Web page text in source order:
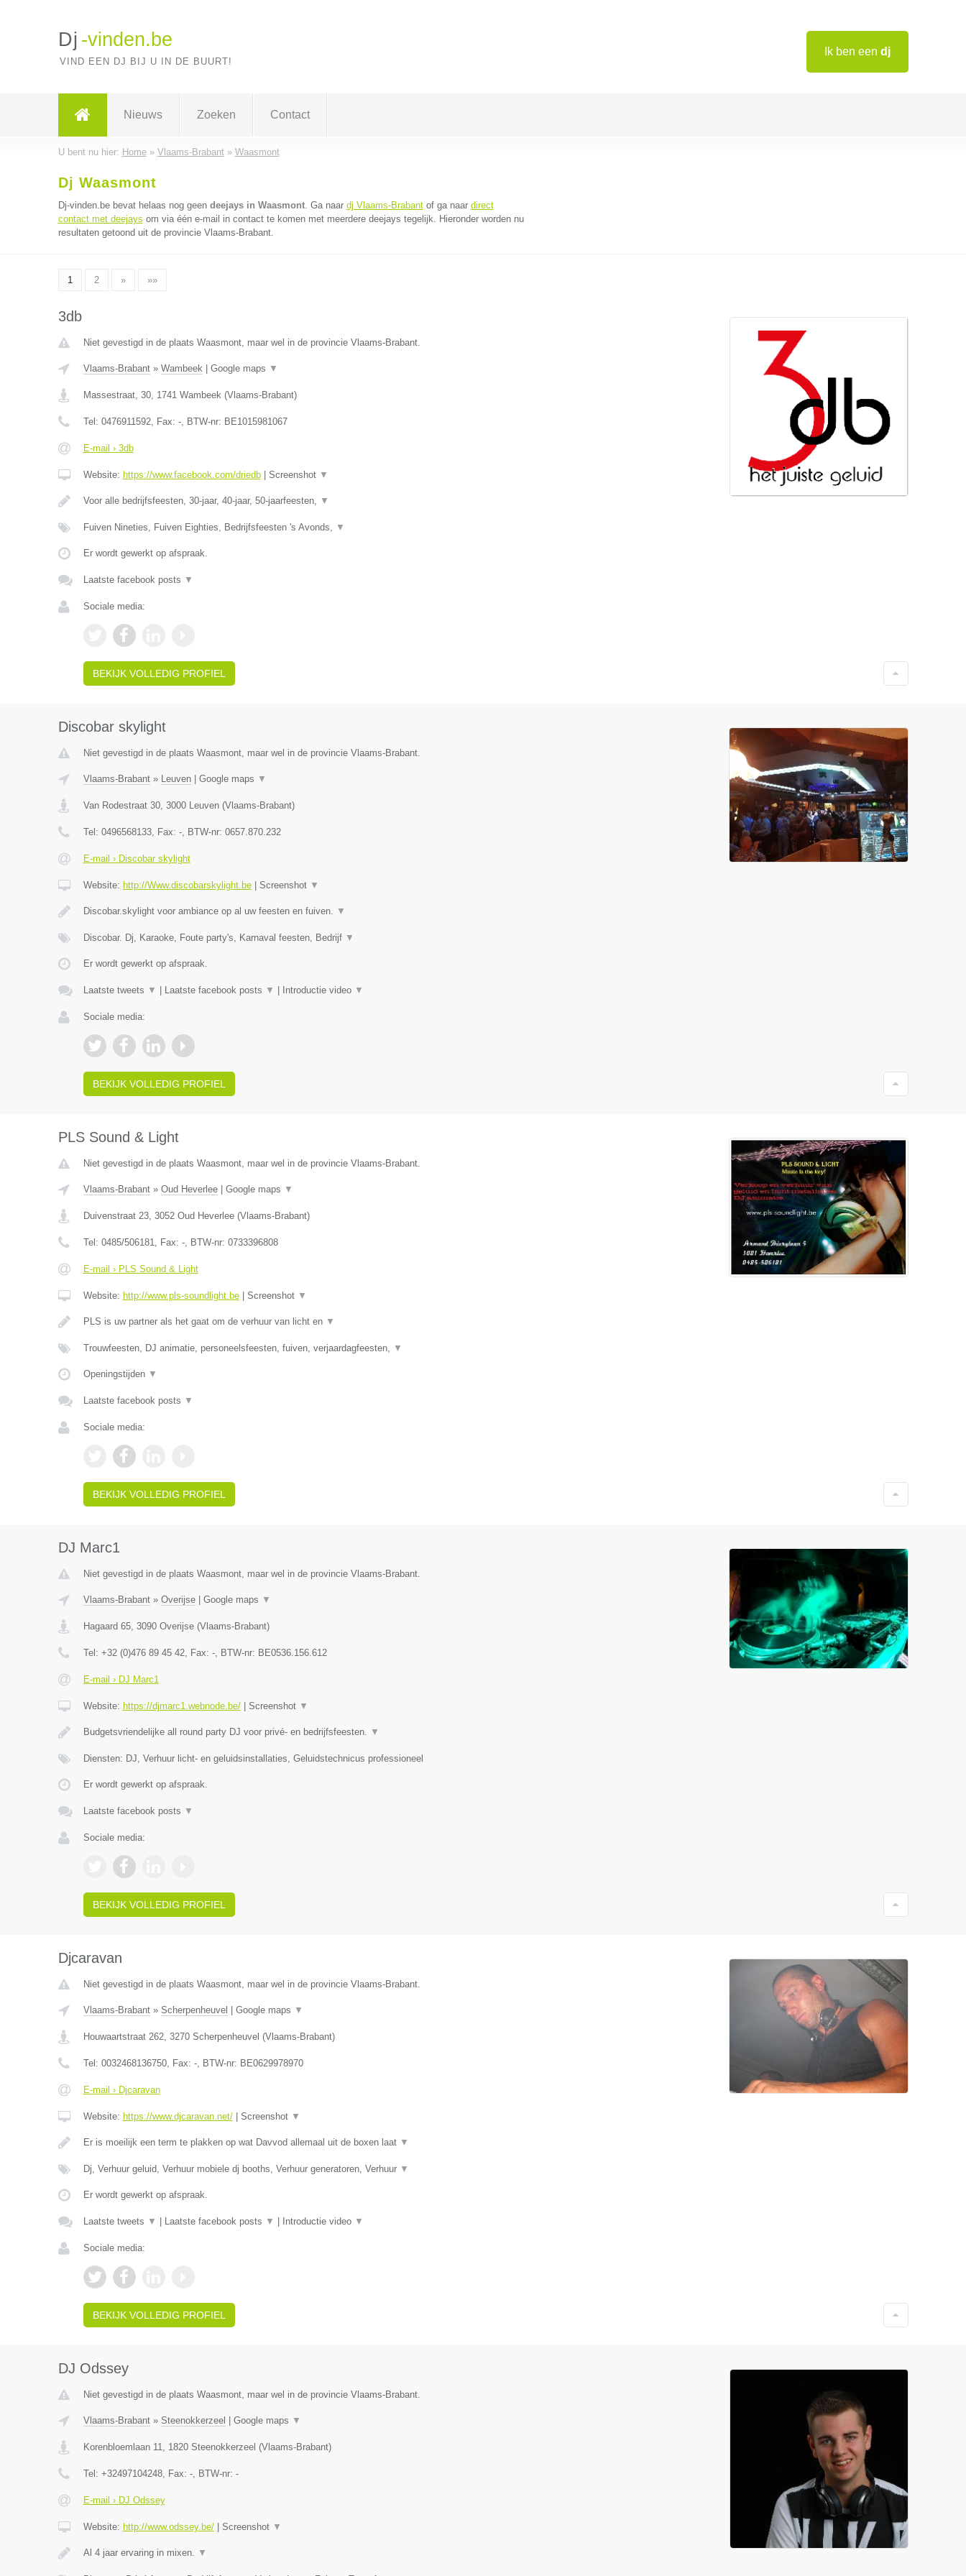
Ik ben een dj
Dj -vinden.be
VIND EEN DJ BIJ U IN DE BUURT!
Nieuws Zoeken Contact
U bent nu hier: Home» Vlaams-Brabant» Waasmont
Dj Waasmont
Dj-vinden.be bevat helaas nog geen deejays in Waasmont. Ga naar dj Vlaams-Brabantof ga naar direct
contact met deejays om via één e-mail in contact te komen met meerdere deejays tegelijk. Hieronder worden nu
resultaten getoond uit de provincie Vlaams-Brabant.
1 2 » »»
3db
Niet gevestigd in de plaats Waasmont, maar wel in de provincie Vlaams-Brabant.
Vlaams-Brabant» Wambeek| Google maps ▼
Massestraat, 30, 1741 Wambeek(Vlaams-Brabant)
Tel: 0476911592, Fax: -, BTW-nr: BE1015981067
E-mail › 3db
Website: https://www.facebook.com/driedb| Screenshot ▼
Voor alle bedrijfsfeesten, 30-jaar, 40-jaar, 50-jaarfeesten, ▼
Fuiven Nineties, Fuiven Eighties, Bedrijfsfeesten 's Avonds, ▼
Er wordt gewerkt op afspraak.
Laatste facebook posts ▼
Sociale media:
BEKIJK VOLLEDIG PROFIEL
Discobar skylight
Niet gevestigd in de plaats Waasmont, maar wel in de provincie Vlaams-Brabant.
Vlaams-Brabant» Leuven| Google maps ▼
Van Rodestraat 30, 3000 Leuven(Vlaams-Brabant)
Tel: 0496568133, Fax: -, BTW-nr: 0657.870.232
E-mail › Discobar skylight
Website: http://Www.discobarskylight.be| Screenshot ▼
Discobar.skylight voor ambiance op al uw feesten en fuiven. ▼
Discobar. Dj, Karaoke, Foute party's, Karnaval feesten, Bedrijf ▼
Er wordt gewerkt op afspraak.
Laatste tweets ▼ Laatste facebook posts ▼ Introductie video ▼
Sociale media:
BEKIJK VOLLEDIG PROFIEL
PLS Sound & Light
Niet gevestigd in de plaats Waasmont, maar wel in de provincie Vlaams-Brabant.
Vlaams-Brabant» Oud Heverlee| Google maps ▼
Duivenstraat 23, 3052 Oud Heverlee(Vlaams-Brabant)
Tel: 0485/506181, Fax: -, BTW-nr: 0733396808
E-mail › PLS Sound & Light
Website: http://www.pls-soundlight.be| Screenshot ▼
PLS is uw partner als het gaat om de verhuur van licht en ▼
Trouwfeesten, DJ animatie, personeelsfeesten, fuiven, verjaardagfeesten, ▼
Openingstijden ▼
Laatste facebook posts ▼
Sociale media:
BEKIJK VOLLEDIG PROFIEL
DJ Marc1
Niet gevestigd in de plaats Waasmont, maar wel in de provincie Vlaams-Brabant.
Vlaams-Brabant» Overijse| Google maps ▼
Hagaard 65, 3090 Overijse(Vlaams-Brabant)
Tel: +32 (0)476 89 45 42, Fax: -, BTW-nr: BE0536.156.612
E-mail › DJ Marc1
Website: https://djmarc1.webnode.be/| Screenshot ▼
Budgetsvriendelijke all round party DJ voor privé- en bedrijfsfeesten. ▼
Diensten: DJ, Verhuur licht- en geluidsinstallaties, Geluidstechnicus professioneel
Er wordt gewerkt op afspraak.
Laatste facebook posts ▼
Sociale media:
BEKIJK VOLLEDIG PROFIEL
Djcaravan
Niet gevestigd in de plaats Waasmont, maar wel in de provincie Vlaams-Brabant.
Vlaams-Brabant» Scherpenheuvel Google maps ▼
Houwaartstraat 262, 3270 Scherpenheuvel (Vlaams-Brabant)
Tel: 0032468136750, Fax: -, BTW-nr: BE0629978970
E-mail › Djcaravan
Website: https://www.djcaravan.net/| Screenshot ▼
Er is moeilijk een term te plakken op wat Davvod allemaal uit de boxen laat ▼
Dj, Verhuur geluid, Verhuur mobiele dj booths, Verhuur generatoren, Verhuur ▼
Er wordt gewerkt op afspraak.
Laatste tweets ▼ Laatste facebook posts ▼ Introductie video ▼
Sociale media:
BEKIJK VOLLEDIG PROFIEL
DJ Odssey
Niet gevestigd in de plaats Waasmont, maar wel in de provincie Vlaams-Brabant.
Vlaams-Brabant» Steenokkerzeel Google maps ▼
Korenbloemlaan 11, 1820 Steenokkerzeel (Vlaams-Brabant)
Tel: +32497104248, Fax: -, BTW-nr: -
E-mail › DJ Odssey
Website: http://www.odssey.be/| Screenshot ▼
Al 4 jaar ervaring in mixen. ▼